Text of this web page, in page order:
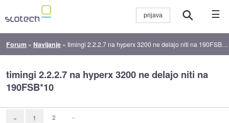
☰
Forum » Navijanje »timingi 2.2.2.7 na hyperx 3200 ne delajo niti na 190FSB*10
timingi 2.2.2.7 na hyperx 3200 ne delajo niti na
190FSB*10
« 1 2 »